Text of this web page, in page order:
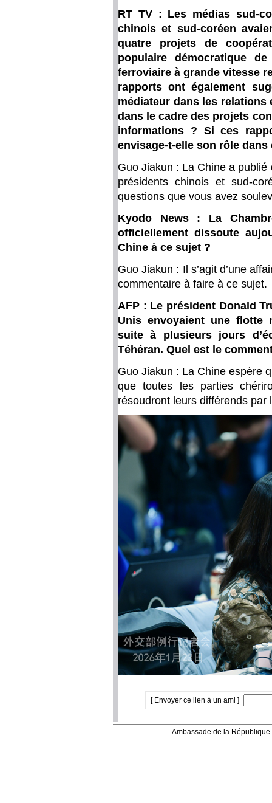
RT TV : Les médias sud-
chinois et sud-coréen
quatre projets de
populaire démocratique
ferroviaire à grande vitesse
rapports ont également
médiateur dans les relations
dans le cadre des projets
informations ? Si ces
envisage-t-elle son rôle dans
Guo Jiakun : La Chine a
présidents chinois et sud-
questions que vous avez
Kyodo News : La
officiellement dissoute
Chine à ce sujet ?
Guo Jiakun : Il s’agit d’une
commentaire à faire à ce sujet.
AFP : Le président Donald
Unis envoyaient une flotte
suite à plusieurs jours
Téhéran. Quel est le
Guo Jiakun : La Chine espère
que toutes les parties
résoudront leurs différends par
[ Envoyer ce lien à un ami ]
Ambassade de la